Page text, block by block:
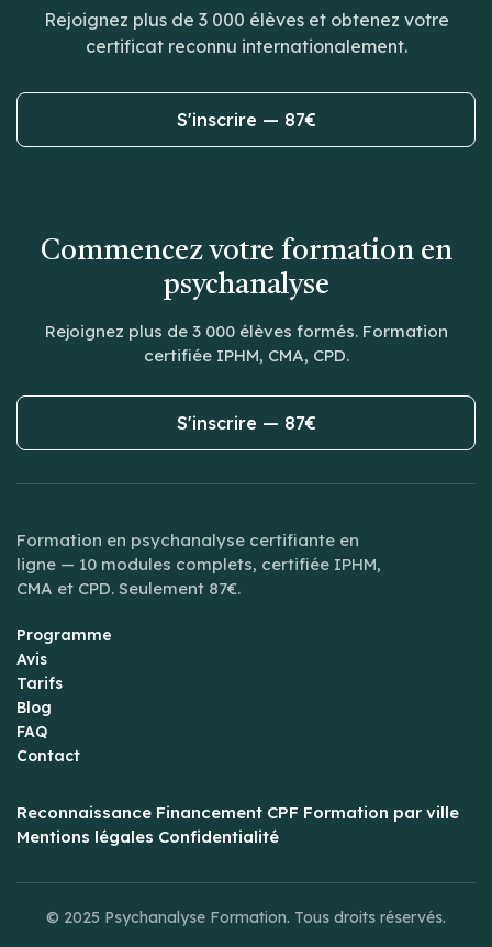
Rejoignez plus de 3 000 élèves et obtenez votre
certificat reconnu internationalement.
S'inscrire — 87€
Commencez votre formation en
psychanalyse
Rejoignez plus de 3 000 élèves formés. Formation
certifiée IPHM, CMA, CPD.
S'inscrire — 87€
Formation en psychanalyse certifiante en
ligne — 10 modules complets, certifiée IPHM,
CMA et CPD. Seulement 87€.
Programme
Avis
Tarifs
Blog
FAQ
Contact
Reconnaissance Financement CPF Formation par ville
Mentions légales Confidentialité
© 2025 Psychanalyse Formation. Tous droits réservés.